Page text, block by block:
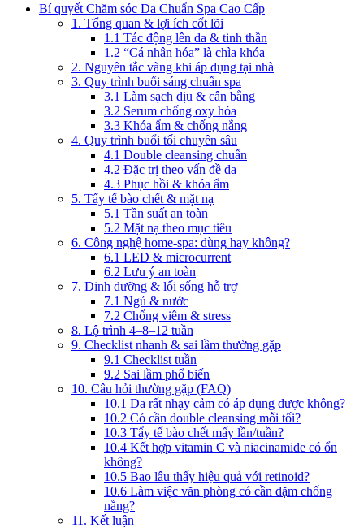
Bí quyết Chăm sóc Da Chuẩn Spa Cao Cấp
1. Tổng quan & lợi ích cốt lõi
1.1 Tác động lên da & tinh thần
1.2 “Cá nhân hóa” là chìa khóa
2. Nguyên tắc vàng khi áp dụng tại nhà
3. Quy trình buổi sáng chuẩn spa
3.1 Làm sạch dịu & cân bằng
3.2 Serum chống oxy hóa
3.3 Khóa ẩm & chống nắng
4. Quy trình buổi tối chuyên sâu
4.1 Double cleansing chuẩn
4.2 Đặc trị theo vấn đề da
4.3 Phục hồi & khóa ẩm
5. Tẩy tế bào chết & mặt nạ
5.1 Tần suất an toàn
5.2 Mặt nạ theo mục tiêu
6. Công nghệ home-spa: dùng hay không?
6.1 LED & microcurrent
6.2 Lưu ý an toàn
7. Dinh dưỡng & lối sống hỗ trợ
7.1 Ngủ & nước
7.2 Chống viêm & stress
8. Lộ trình 4–8–12 tuần
9. Checklist nhanh & sai lầm thường gặp
9.1 Checklist tuần
9.2 Sai lầm phổ biến
10. Câu hỏi thường gặp (FAQ)
10.1 Da rất nhạy cảm có áp dụng được không?
10.2 Có cần double cleansing mỗi tối?
10.3 Tẩy tế bào chết mấy lần/tuần?
10.4 Kết hợp vitamin C và niacinamide có ổn
không?
10.5 Bao lâu thấy hiệu quả với retinoid?
10.6 Làm việc văn phòng có cần dặm chống
nắng?
11. Kết luận